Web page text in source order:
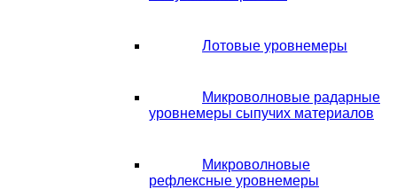
Лотовые уровнемеры
Микроволновые радарные
уровнемеры сыпучих материалов
Микроволновые
рефлексные уровнемеры